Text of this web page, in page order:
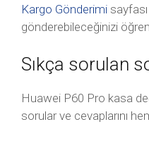
Kargo Gönderimi sayfası
gönderebileceğinizi
Sıkça sorulan
Huawei P60 Pro kasa
sorular ve cevaplarını